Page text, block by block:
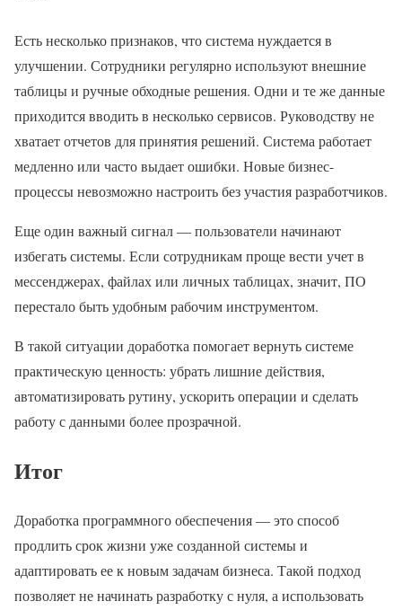
Есть несколько признаков, что система нуждается в
улучшении. Сотрудники регулярно используют внешние
таблицы и ручные обходные решения. Одни и те же данные
приходится вводить в несколько сервисов. Руководству не
хватает отчетов для принятия решений. Система работает
медленно или часто выдает ошибки. Новые бизнес-
процессы невозможно настроить без участия разработчиков.
Еще один важный сигнал — пользователи начинают
избегать системы. Если сотрудникам проще вести учет в
мессенджерах, файлах или личных таблицах, значит, ПО
перестало быть удобным рабочим инструментом.
В такой ситуации доработка помогает вернуть системе
практическую ценность: убрать лишние действия,
автоматизировать рутину, ускорить операции и сделать
работу с данными более прозрачной.
Итог
Доработка программного обеспечения — это способ
продлить срок жизни уже созданной системы и
адаптировать ее к новым задачам бизнеса. Такой подход
позволяет не начинать разработку с нуля, а использовать